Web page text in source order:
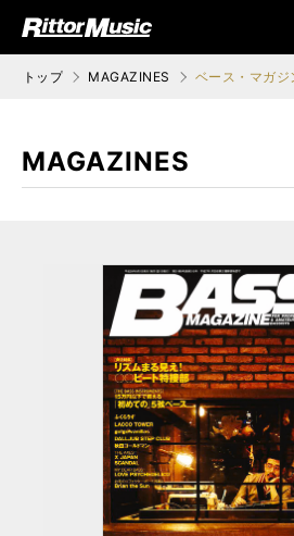
ジック (Rittor Musi
トップ MAGAZINES ベース・マガ
MAGAZINES